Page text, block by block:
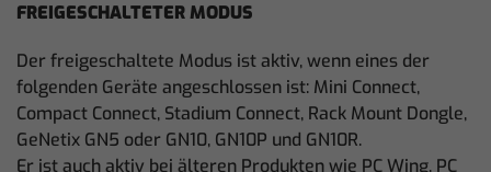
FREIGESCHALTETER MODUS
Der freigeschaltete Modus ist aktiv, wenn eines der
folgenden Geräte angeschlossen ist: Mini Connect,
Compact Connect, Stadium Connect, Rack Mount Dongle,
GeNetix GN5 oder GN10, GN10P und GN10R.
Er ist auch aktiv bei älteren Produkten wie PC Wing, PC